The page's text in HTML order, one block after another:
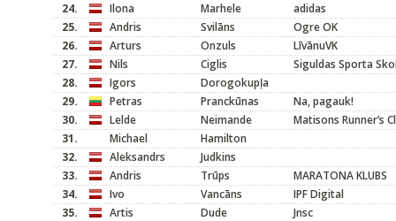
24.
Ilona Marhele
adidas
25.
Andris Svilāns
Ogre OK
26.
Arturs Onzuls
LīvānuVK
27.
Nils Ciglis
Siguldas Sporta
28.
Igors
Dorogokupļa
29.
Petras Pranckūnas
Na, pagauk!
30.
Lelde Neimande
Matisons Runner’s
31.
Michael
Hamilton
32.
Aleksandrs
Judkins
33.
Andris Trūps
MARATONA KLUBS
34.
Ivo Vancāns
IPF Digital
35.
Artis Dude
Jnsc